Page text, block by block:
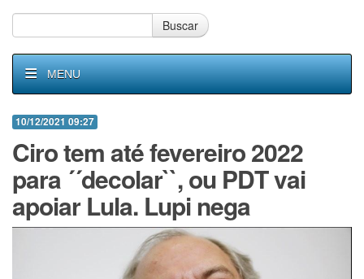
Buscar
MENU
10/12/2021 09:27
Ciro tem até fevereiro 2022
para ´´decolar``, ou PDT vai
apoiar Lula. Lupi nega